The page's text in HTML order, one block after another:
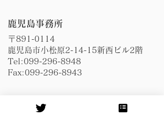
​鹿児島事務所
〒891-0114
鹿児島市小松原2-14-15新西ビル2階
Tel:099-296-8948
Fax:099-296-8943
​奄美事務所